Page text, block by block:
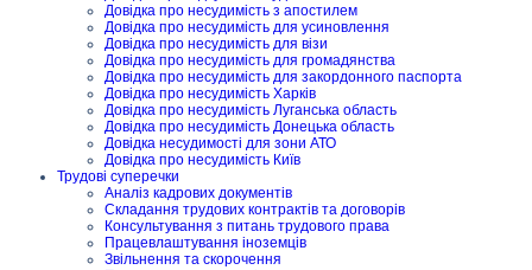
Довідка про несудимість з апостилем
Довідка про несудимість для усиновлення
Довідка про несудимість для візи
Довідка про несудимість для громадянства
Довідка про несудимість для закордонного паспорта
Довідка про несудимість Харків
Довідка про несудимість Луганська область
Довідка про несудимість Донецька область
Довідка несудимості для зони АТО
Довідка про несудимість Київ
Трудові суперечки
Аналіз кадрових документів
Складання трудових контрактів та договорів
Консультування з питань трудового права
Працевлаштування іноземців
Звільнення та скорочення